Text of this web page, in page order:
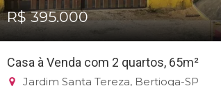
R$ 395.000
Casa à Venda com 2 quartos, 65m²
Jardim Santa Tereza, Bertioga-SP